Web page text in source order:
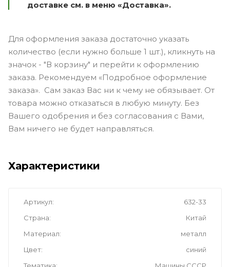
доставке см. в меню «Доставка».
Для оформления заказа достаточно указать
количество (если нужно больше 1 шт.), кликнуть на
значок - "В корзину" и перейти к оформлению
заказа. Рекомендуем «Подробное оформление
заказа». Сам заказ Вас ни к чему не обязывает. От
товара можно отказаться в любую минуту. Без
Вашего одобрения и без согласования с Вами,
Вам ничего не будет направляться.
Характеристики
Артикул
632-33
Страна
Китай
Материал
металл
Цвет
синий